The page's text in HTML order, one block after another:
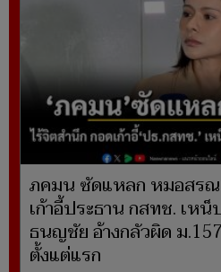
ภคมน ซัดแหลก หมอสรณ
เก้าอี้ประธาน กสทช. เห
ธนญชัย อ้างกลัวผิด ม
ตั้งแต่แรก